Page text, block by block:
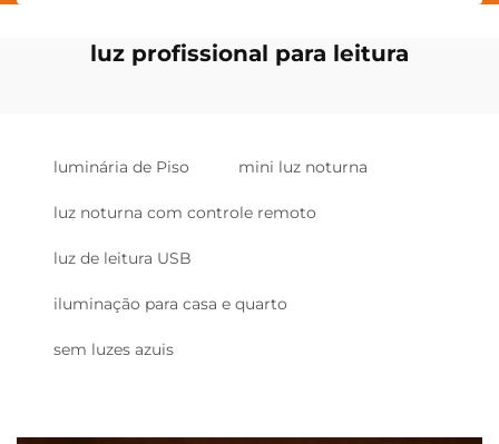
luz profissional para leitura
luminária de Piso mini luz noturna
luz noturna com controle remoto
luz de leitura USB
iluminação para casa e quarto
sem luzes azuis